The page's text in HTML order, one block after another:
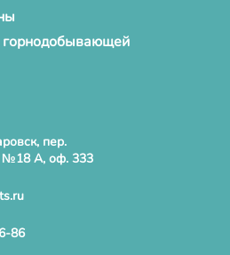
горнодобывающей
пер.
А, оф. 333
86